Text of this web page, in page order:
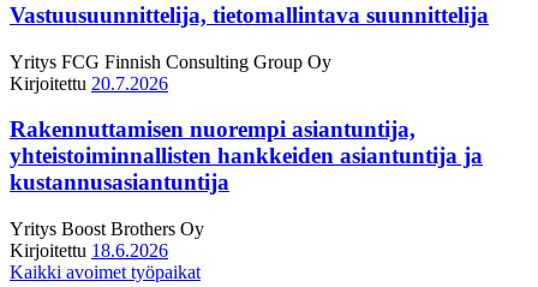
Vastuusuunnittelija, tietomallintava suunnittelija
Yritys FCG Finnish Consulting Group Oy
Kirjoitettu 20.7.2026
Rakennuttamisen nuorempi asiantuntija,
yhteistoiminnallisten hankkeiden asiantuntija ja
kustannusasiantuntija
Yritys Boost Brothers Oy
Kirjoitettu 18.6.2026
Kaikki avoimet työpaikat